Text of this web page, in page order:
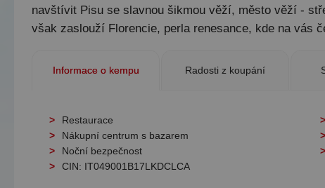
navštívit Pisu se slavnou šikmou věží, město věží -
však zaslouží Florencie, perla renesance, kde na vás
Informace o kempu Radosti z koupání
Restaurace
Nákupní centrum s bazarem
Noční bezpečnost
CIN: IT049001B17LKDCLCA